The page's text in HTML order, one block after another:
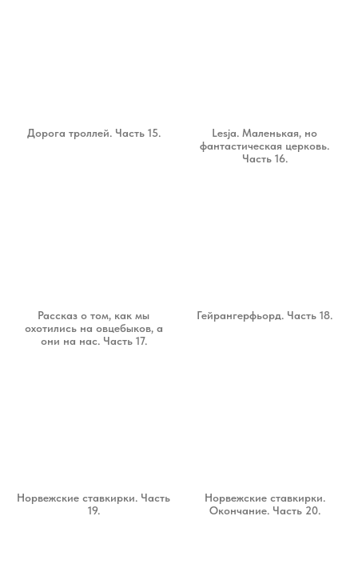
Дорога троллей. Часть 15.
Lesja. Маленькая, но
фантастическая церковь.
Часть 16.
Рассказ о том, как мы
охотились на овцебыков, а
они на нас. Часть 17.
Гейрангерфьорд. Часть 18.
Норвежские ставкирки. Часть
19.
Норвежские ставкирки.
Окончание. Часть 20.